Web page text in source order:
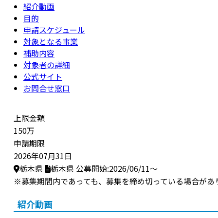
紹介動画
目的
申請スケジュール
対象となる事業
補助内容
対象者の詳細
公式サイト
お問合せ窓口
上限金額
150万
申請期限
2026年07月31日
栃木県
栃木県 公募開始:2026/06/11～
※募集期間内であっても、募集を締め切っている場合があ
紹介動画